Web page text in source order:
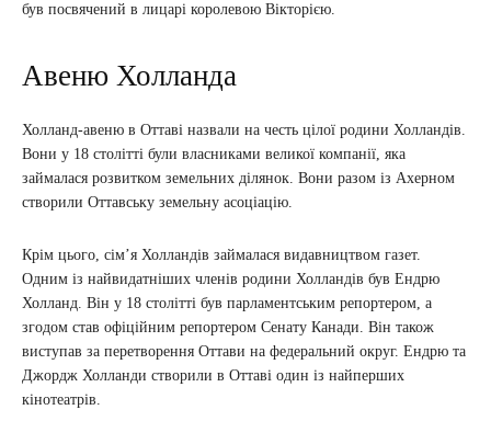
був посвячений в лицарі королевою Вікторією.
Авеню Холланда
Холланд-авеню в Оттаві назвали на честь цілої родини Холландів.
Вони у 18 столітті були власниками великої компанії, яка
займалася розвитком земельних ділянок. Вони разом із Ахерном
створили Оттавську земельну асоціацію.
Крім цього, сім’я Холландів займалася видавництвом газет.
Одним із найвидатніших членів родини Холландів був Ендрю
Холланд. Він у 18 столітті був парламентським репортером, а
згодом став офіційним репортером Сенату Канади. Він також
виступав за перетворення Оттави на федеральний округ. Ендрю та
Джордж Холланди створили в Оттаві один із найперших
кінотеатрів.